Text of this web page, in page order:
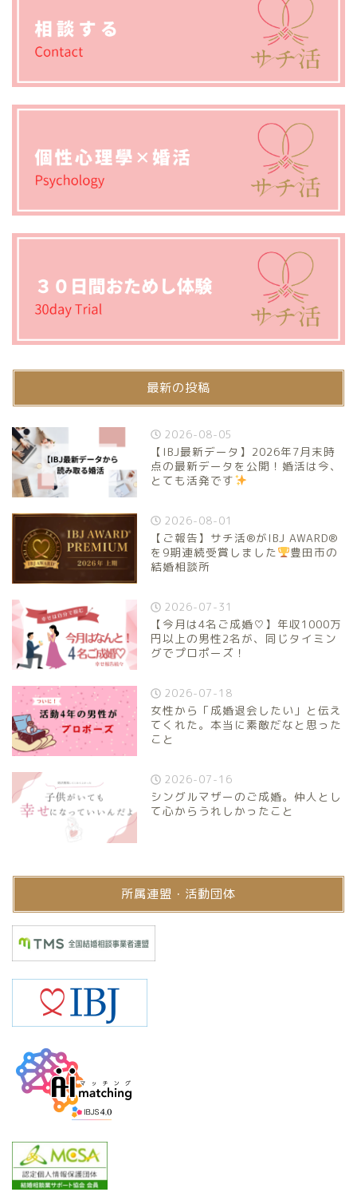
最新の投稿
2026-08-05
【IBJ最新データ】2026年7月末時
点の最新データを公開！婚活は今、
とても活発です
2026-08-01
【ご報告】サチ活®がIBJ AWARD®
を9期連続受賞しました
豊田市の
結婚相談所
2026-07-31
【今月は4名ご成婚♡】年収1000万
円以上の男性2名が、同じタイミン
グでプロポーズ！
2026-07-18
女性から「成婚退会したい」と伝え
てくれた。本当に素敵だなと思った
こと
2026-07-16
シングルマザーのご成婚。仲人とし
て心からうれしかったこと
所属連盟・活動団体